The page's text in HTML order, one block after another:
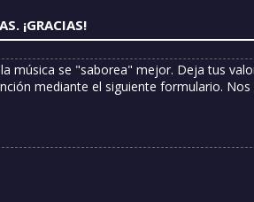
¡GRACIAS!
música se "saborea" mejor. Deja tus
mediante el siguiente formulario.